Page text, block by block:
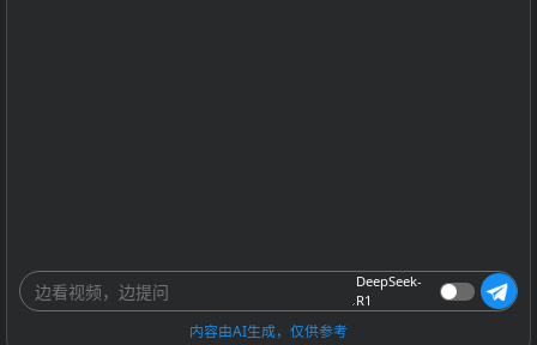
DeepSeek-
R1
内容由AI生成，仅供参考